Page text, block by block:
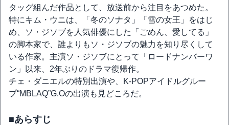
タッグ組んだ作品として、放送前から注目をあつめた。
特にキム・ウニは、「冬のソナタ」「雪の女王」をはじ
め、ソ・ジソブを人気俳優にした「ごめん、愛してる」
の脚本家で、誰よりもソ・ジソブの魅力を知り尽くして
いる作家。主演ソ・ジソブにとって「ロードナンバーワ
ン」以来、2年ぶりのドラマ復帰作。
チェ・ダニエルの特別出演や、K-POPアイドルグルー
プ“MBLAQ”G.Oの出演も見どころだ。
■あらすじ